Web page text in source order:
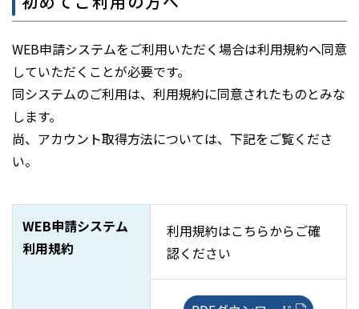
WEB申請システムをご利用いただく場合は利用規約へ同意
していただくことが必要です。
同システムのご利用は、利用規約に同意されたものとみな
します。
尚、アカウント取得方法については、下記をご覧くださ
い。
WEB申請システム
利用規約
利用規約はこちらからご確
認ください